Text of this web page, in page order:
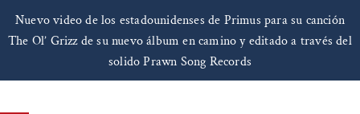
Nuevo video de los estadounidenses de Primus para su canción
The Ol’ Grizz de su nuevo álbum en camino y editado a través del
solido Prawn Song Records